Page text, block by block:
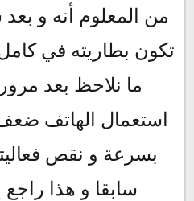
من المعلوم أنه و
تكون بطاريته في
ما نلاحظ بعد
استعمال الهاتف ضعف
بسرعة و نقص